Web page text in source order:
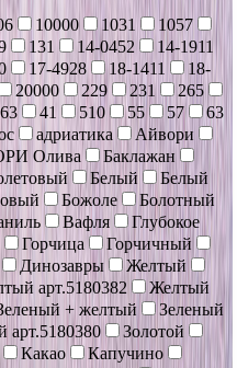
10000 1031
1057
131 14-0452
14-1911
17-4928 18-1411
18-
20000 229 231
265
41 510 55 57
63
адриатика
Айвори
Олива
Баклажан
Белый
Белый
Божоле
Болотный
Вафля
Глубокое
Горчица
Горчичный
Динозавры
Желтый
арт.5180382
Желтый
+ желтый
Зеленый
арт.5180380
Золотой
Какао
Капучино